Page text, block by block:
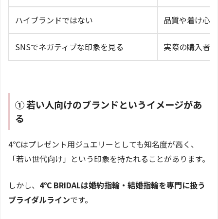
ハイブランドではない 品質や着け心
SNSでネガティブな印象を見る 実際の購入者
① 若い人向けのブランドというイメージがあ
る
4℃はプレゼント用ジュエリーとしても知名度が高く、
「若い世代向け」という印象を持たれることがあります。
しかし、 4℃ BRIDALは婚約指輪・結婚指輪を専門に扱う
ブライダルラインです。